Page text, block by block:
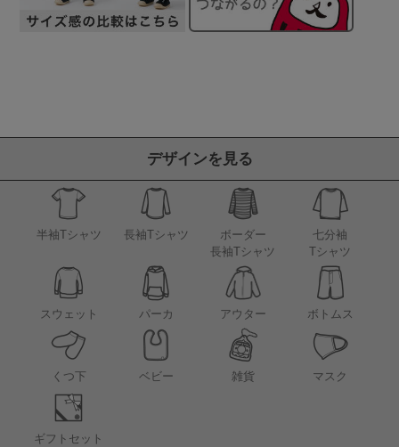
デザインを見る
半袖Tシャツ 長袖Tシャツ
ボーダー
長袖Tシャツ
七分袖
Tシャツ
スウェット パーカ アウター ボトムス
くつ下 ベビー 雑貨 マスク
ギフトセット